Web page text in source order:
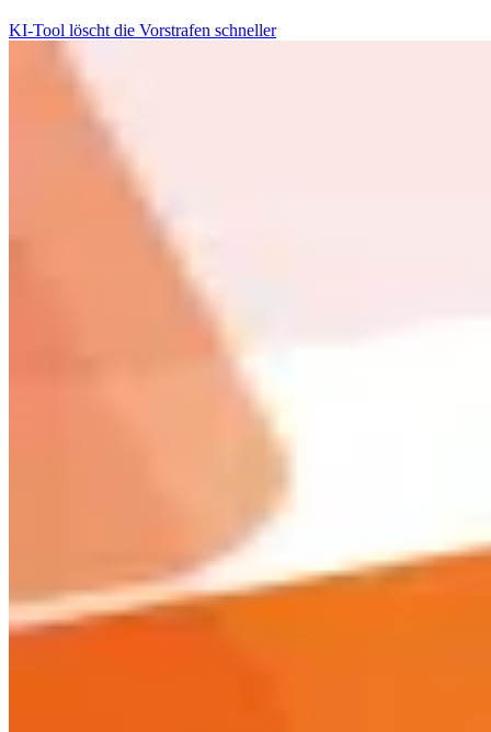
KI-Tool löscht die Vorstrafen schneller